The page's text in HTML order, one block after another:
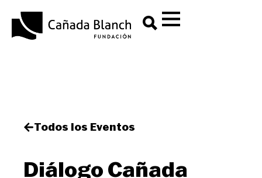
Todos los Eventos
Diálogo Cañada